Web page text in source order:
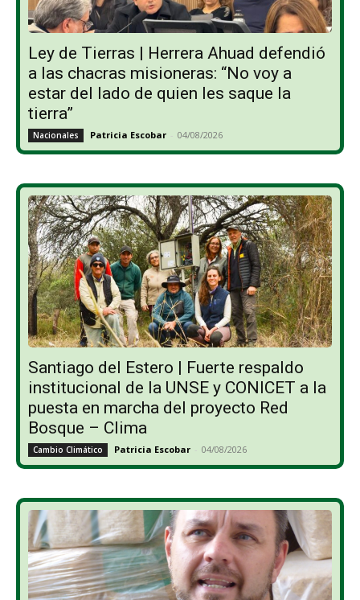
Ley de Tierras | Herrera Ahuad defendió
a las chacras misioneras: “No voy a
estar del lado de quien les saque la
tierra”
Nacionales Patricia Escobar - 04/08/2026
Santiago del Estero | Fuerte respaldo
institucional de la UNSE y CONICET a la
puesta en marcha del proyecto Red
Bosque – Clima
Cambio Climático Patricia Escobar - 04/08/2026